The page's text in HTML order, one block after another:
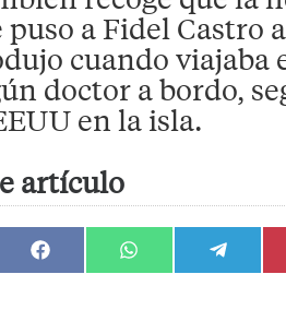
a Fidel Castro
cuando viajaba
doctor a bordo,
en la isla.
artículo
Compartir
en
Compartir
en
Compartir
en